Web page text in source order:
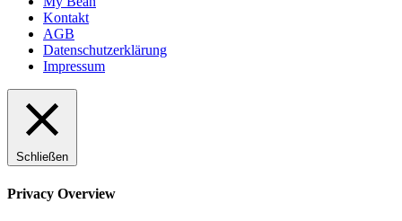
Kontakt
AGB
Datenschutzerklärung
Impressum
Schließen
Privacy Overview